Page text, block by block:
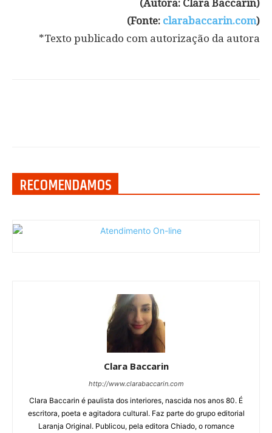
(Autora: Clara Baccarin)
(Fonte: clarabaccarin.com)
*Texto publicado com autorização da autora
RECOMENDAMOS
Clara Baccarin
http://www.clarabaccarin.com
Clara Baccarin é paulista dos interiores, nascida nos anos 80. É
escritora, poeta e agitadora cultural. Faz parte do grupo editorial
Laranja Original. Publicou, pela editora Chiado, o romance